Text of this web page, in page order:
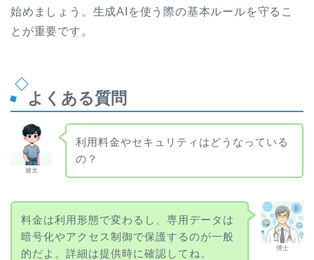
始めましょう。生成AIを使う際の基本ルールを守るこ
とが重要です。
よくある質問
健太
利用料金やセキュリティはどうなっている
の？
博士
料金は利用形態で変わるし、専用データは
暗号化やアクセス制御で保護するのが一般
的だよ。詳細は提供時に確認してね。